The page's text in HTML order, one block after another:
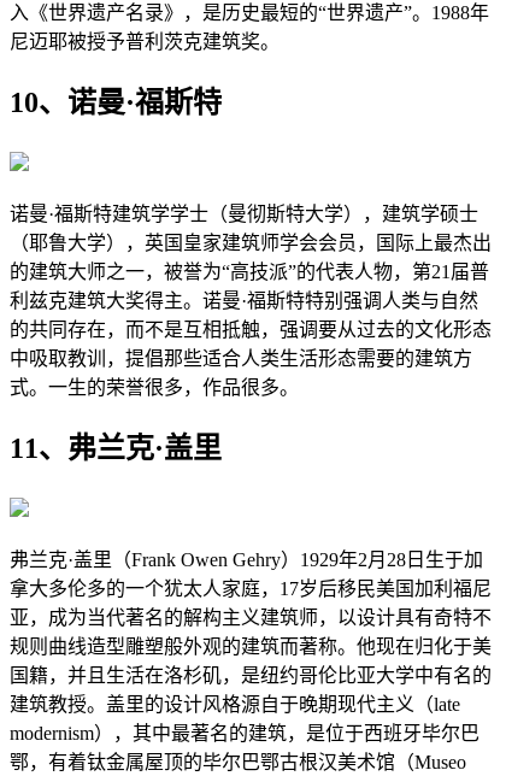
入《世界遗产名录》，是历史最短的“世界遗产”。1988年
尼迈耶被授予普利茨克建筑奖。
10、诺曼·福斯特
诺曼·福斯特建筑学学士（曼彻斯特大学），建筑学硕士
（耶鲁大学），英国皇家建筑师学会会员，国际上最杰出
的建筑大师之一，被誉为“高技派”的代表人物，第21届普
利兹克建筑大奖得主。诺曼·福斯特特别强调人类与自然
的共同存在，而不是互相抵触，强调要从过去的文化形态
中吸取教训，提倡那些适合人类生活形态需要的建筑方
式。一生的荣誉很多，作品很多。
11、弗兰克·盖里
弗兰克·盖里（Frank Owen Gehry）1929年2月28日生于加
拿大多伦多的一个犹太人家庭，17岁后移民美国加利福尼
亚，成为当代著名的解构主义建筑师，以设计具有奇特不
规则曲线造型雕塑般外观的建筑而著称。他现在归化于美
国籍，并且生活在洛杉矶，是纽约哥伦比亚大学中有名的
建筑教授。盖里的设计风格源自于晚期现代主义（late
modernism），其中最著名的建筑，是位于西班牙毕尔巴
鄂，有着钛金属屋顶的毕尔巴鄂古根汉美术馆（Museo